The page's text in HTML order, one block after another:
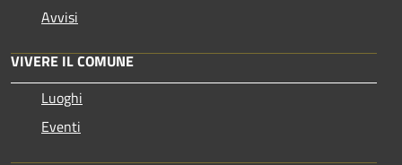
Avvisi
VIVERE IL COMUNE
Luoghi
Eventi